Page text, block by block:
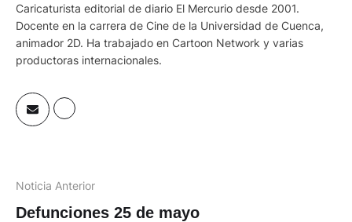
Caricaturista editorial de diario El Mercurio desde 2001.
Docente en la carrera de Cine de la Universidad de Cuenca,
animador 2D. Ha trabajado en Cartoon Network y varias
productoras internacionales.
Noticia Anterior
Defunciones 25 de mayo